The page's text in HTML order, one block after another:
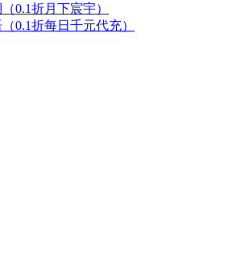
0.1折月下宸宇）
0.1折每日千元代充）